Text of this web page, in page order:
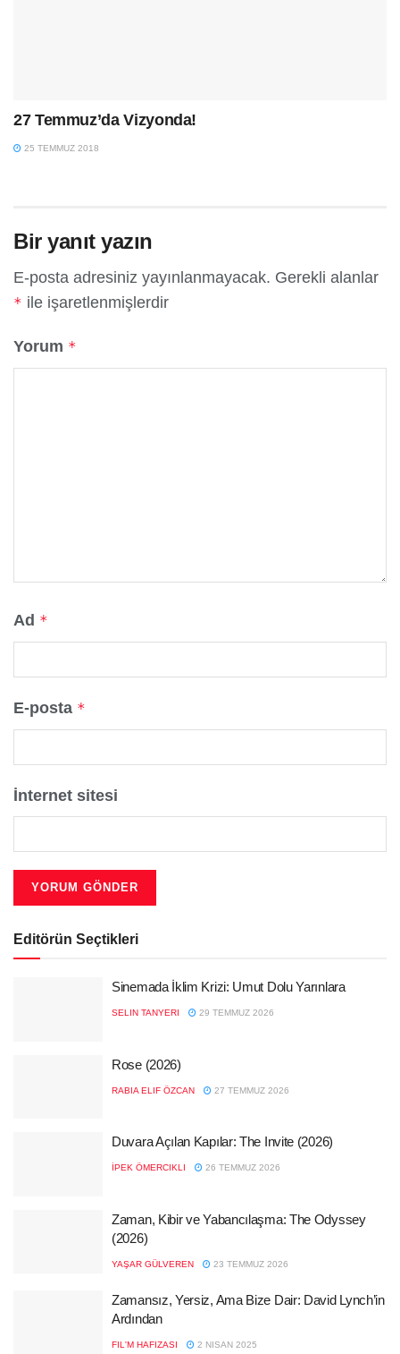
27 Temmuz’da Vizyonda!
25 TEMMUZ 2018
Bir yanıt yazın
E-posta adresiniz yayınlanmayacak. Gerekli alanlar
* ile işaretlenmişlerdir
Yorum *
Ad *
E-posta *
İnternet sitesi
Editörün Seçtikleri
Sinemada İklim Krizi: Umut Dolu Yarınlara
SELIN TANYERI 29 TEMMUZ 2026
Rose (2026)
RABIA ELIF ÖZCAN 27 TEMMUZ 2026
Duvara Açılan Kapılar: The Invite (2026)
İPEK ÖMERCIKLI 26 TEMMUZ 2026
Zaman, Kibir ve Yabancılaşma: The Odyssey
(2026)
YAŞAR GÜLVEREN 23 TEMMUZ 2026
Zamansız, Yersiz, Ama Bize Dair: David Lynch’in
Ardından
FIL'M HAFIZASI 2 NISAN 2025